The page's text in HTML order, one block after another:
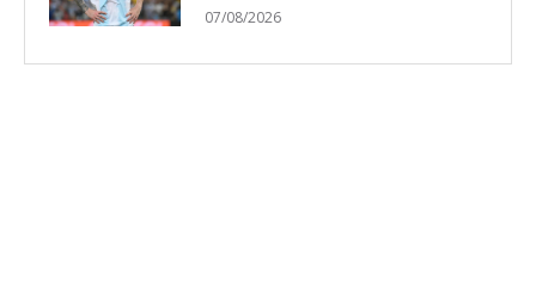
07/08/2026